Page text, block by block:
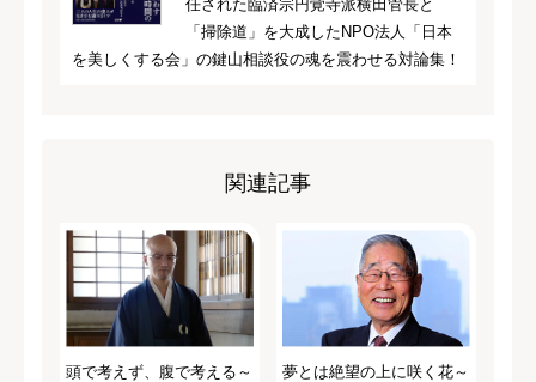
任された臨済宗円覚寺派横田管長と
「掃除道」を大成したNPO法人「日本
を美しくする会」の鍵山相談役の魂を震わせる対論集！
関連記事
頭で考えず、腹で考える～
夢とは絶望の上に咲く花～